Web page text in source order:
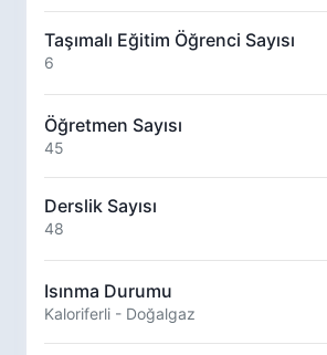
Taşımalı Eğitim Öğrenci Sayısı
6
Öğretmen Sayısı
45
Derslik Sayısı
48
Isınma Durumu
Kaloriferli - Doğalgaz